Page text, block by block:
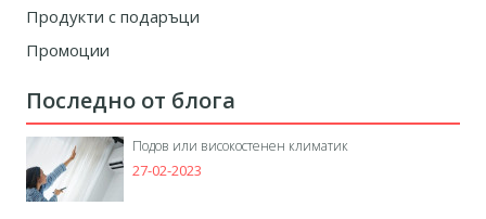
Продукти с подаръци
Промоции
Последно от блога
Подов или високостенен климатик
27-02-2023